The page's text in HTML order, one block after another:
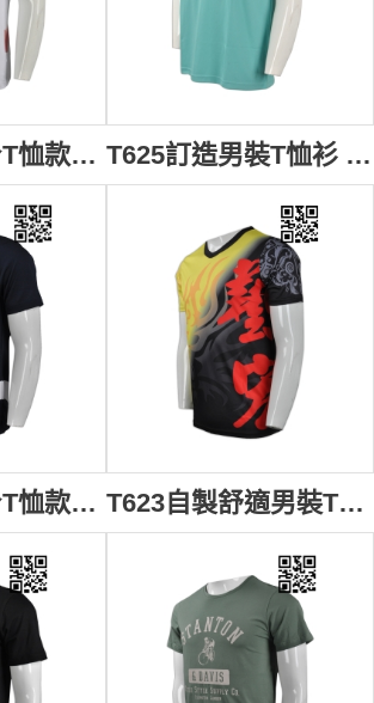
T626製作度身T恤款式 設計印花LOGOT恤款式 彩色數碼印 運動健身 活動禮品T恤 訂印T恤款式 T恤工廠 白色 T625訂造男裝T恤衫 自製印花LOGOT恤款式 中學運動隊衫 製作T恤款式 T恤製造商 綠色
T624設計度身T恤款式 訂製LOGOT恤款式 IT網頁行業 活動T恤 自訂男裝T恤款式 T恤製衣廠 黑色 T623自製舒適男裝T恤款式 訂造全件印T恤款式 製造T恤款式 T恤廠房 黑色 t 恤 直 噴